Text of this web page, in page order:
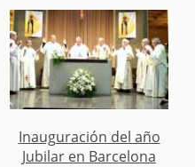
Inauguración del año
Jubilar en Barcelona